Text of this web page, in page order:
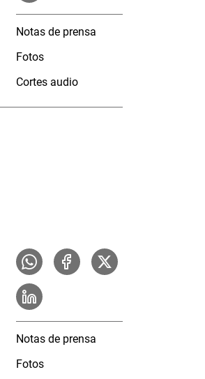
Notas de prensa
Fotos
Cortes audio
Notas de prensa
Fotos